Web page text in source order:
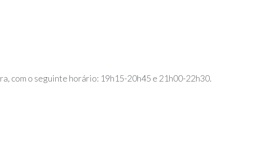
com o seguinte horário: 19h15-20h45 e 21h00-22h30.